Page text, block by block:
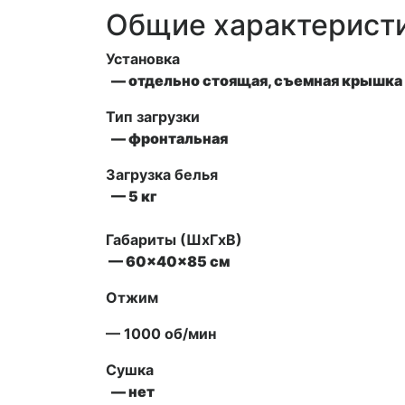
Общие
Установка
— отдельно стоящая, съемная крышка
Тип загрузки
— фронтальная
Загрузка белья
— 5 кг
Габариты (ШxГxВ)
— 60x40x85 см
Отжим
— 1000 об/мин
Сушка
— нет